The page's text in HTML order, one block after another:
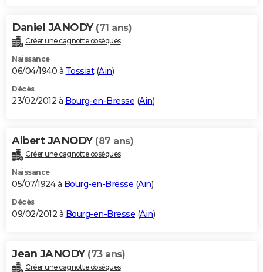
Daniel JANODY (71 ans)
Créer une cagnotte obsèques
Naissance
06/04/1940 à Tossiat(Ain)
Décès
23/02/2012 à Bourg-en-Bresse (Ain)
Albert JANODY (87 ans)
Créer une cagnotte obsèques
Naissance
05/07/1924 à Bourg-en-Bresse (Ain)
Décès
09/02/2012 à Bourg-en-Bresse (Ain)
Jean JANODY (73 ans)
Créer une cagnotte obsèques